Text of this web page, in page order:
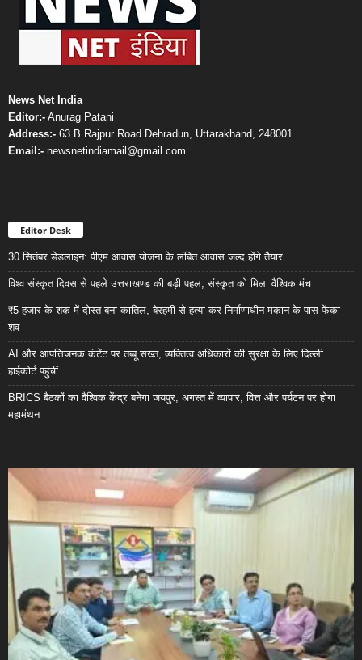
News Net India
Editor:- Anurag Patani
Address:- 63 B Rajpur Road Dehradun, Uttarakhand, 248001
Email:- newsnetindiamail@gmail.com
Editor Desk
30 सितंबर डेडलाइन: पीएम आवास योजना के लंबित आवास जल्द होंगे तैयार
विश्व संस्कृत दिवस से पहले उत्तराखण्ड की बड़ी पहल, संस्कृत को मिला वैश्विक मंच
₹5 हजार के शक में दोस्त बना कातिल, बेरहमी से हत्या कर निर्माणाधीन मकान के पास फेंका
शव
AI और आपत्तिजनक कंटेंट पर तब्बू सख्त, व्यक्तित्व अधिकारों की सुरक्षा के लिए दिल्ली
हाईकोर्ट पहुंचीं
BRICS बैठकों का वैश्विक केंद्र बनेगा जयपुर, अगस्त में व्यापार, वित्त और पर्यटन पर होगा
महामंथन